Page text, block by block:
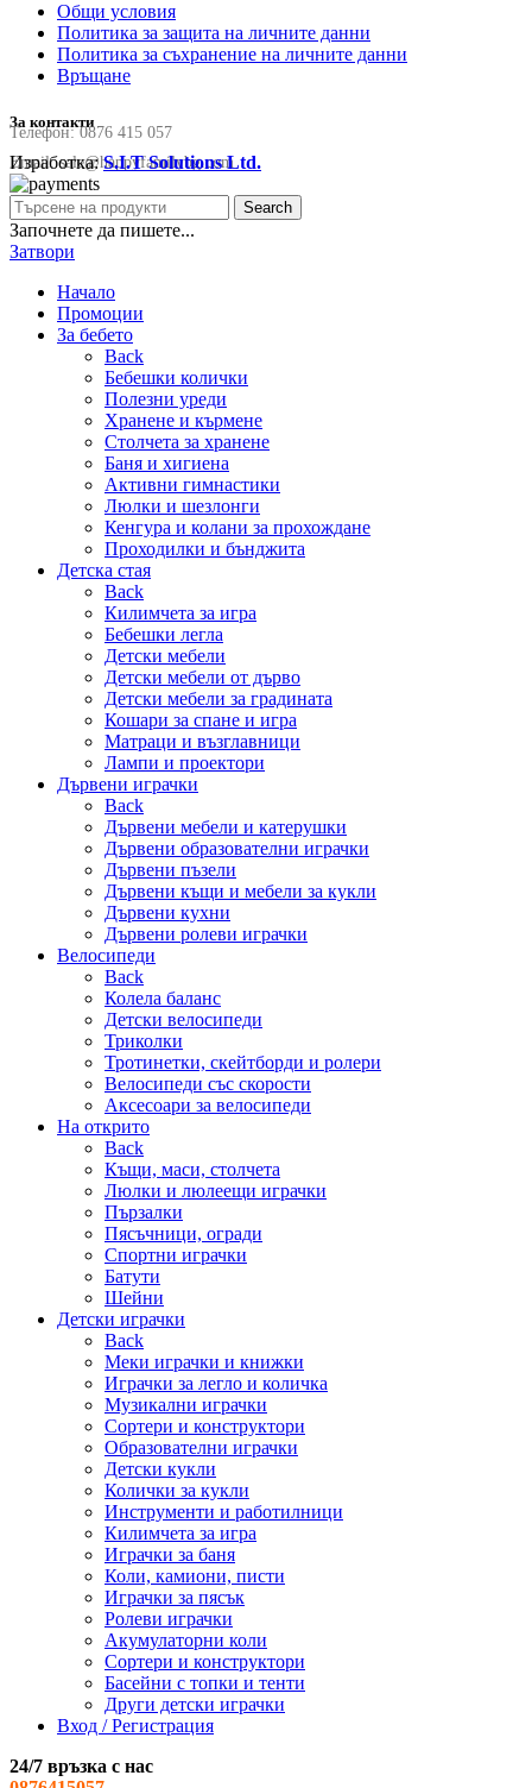
Общи условия
Политика за защита на личните данни
Политика за съхранение на личните данни
Връщане
За контакти
Телефон:0876 415 057
Email:sale@happyfamilybg.com
Изработка:S.I.T Solutions Ltd.
Search
Започнете да пишете...
Затвори
Начало
Промоции
За бебето
Back
Бебешки колички
Полезни уреди
Хранене и кърмене
Столчета за хранене
Баня и хигиена
Активни гимнастики
Люлки и шезлонги
Кенгура и колани за прохождане
Проходилки и бънджита
Детска стая
Back
Килимчета за игра
Бебешки легла
Детски мебели
Детски мебели от дърво
Детски мебели за градината
Кошари за спане и игра
Матраци и възглавници
Лампи и проектори
Дървени играчки
Back
Дървени мебели и катерушки
Дървени образователни играчки
Дървени пъзели
Дървени къщи и мебели за кукли
Дървени кухни
Дървени ролеви играчки
Велосипеди
Back
Колела баланс
Детски велосипеди
Триколки
Тротинетки, скейтборди и ролери
Велосипеди със скорости
Аксесоари за велосипеди
На открито
Back
Къщи, маси, столчета
Люлки и люлеещи играчки
Пързалки
Пясъчници, огради
Спортни играчки
Батути
Шейни
Детски играчки
Back
Меки играчки и книжки
Играчки за легло и количка
Музикални играчки
Сортери и конструктори
Образователни играчки
Детски кукли
Колички за кукли
Инструменти и работилници
Килимчета за игра
Играчки за баня
Коли, камиони, писти
Играчки за пясък
Ролеви играчки
Акумулаторни коли
Сортери и конструктори
Басейни с топки и тенти
Други детски играчки
Вход / Регистрация
24/7 връзка с нас